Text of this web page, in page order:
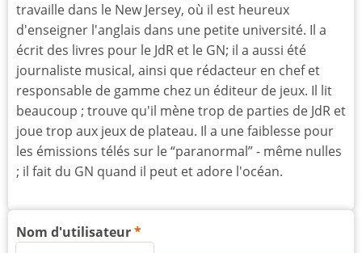
travaille dans le New Jersey, où il est heureux
d'enseigner l'anglais dans une petite université. Il a
écrit des livres pour le JdR et le GN; il a aussi été
journaliste musical, ainsi que rédacteur en chef et
responsable de gamme chez un éditeur de jeux. Il lit
beaucoup ; trouve qu'il mène trop de parties de JdR et
joue trop aux jeux de plateau. Il a une faiblesse pour
les émissions télés sur le “paranormal” - même nulles
; il fait du GN quand il peut et adore l'océan.
Nom d'utilisateur